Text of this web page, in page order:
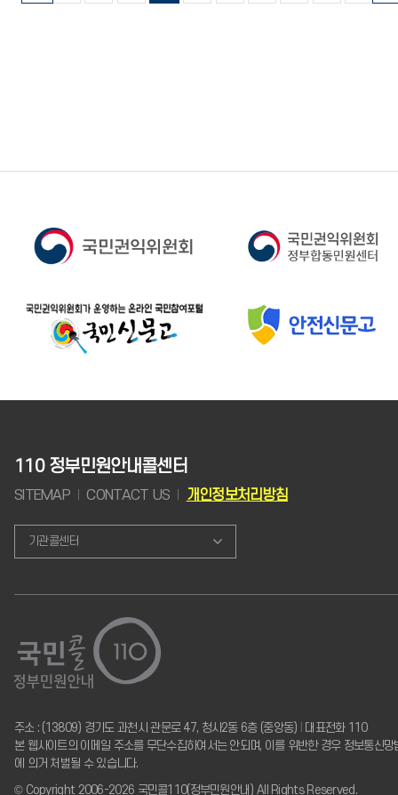
110 정부민원안내콜센터
SITEMAP CONTACT US 개인정보처리방침
기관콜센터
주소 : (13809) 경기도 과천시 관문로 47, 청사2동 6층 (중앙동)
대표전화 110
본 웹사이트의 이메일 주소를 무단수집하여서는 안되며, 이를 위반한 경우 정보통신망
에 의거 처벌될 수 있습니다.
© Copyright 2006-2026 국민콜110(정부민원안내) All Rights Reserved.